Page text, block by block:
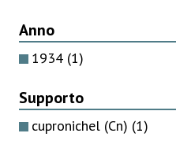
Anno
1934 (1)
Supporto
cupronichel (Cn) (1)